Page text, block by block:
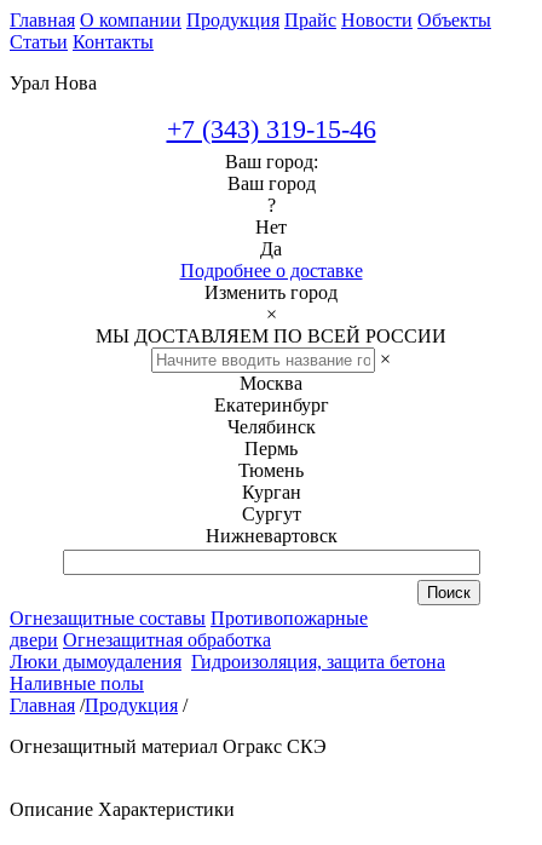
Главная О компании Продукция Прайс Новости Объекты
Статьи Контакты
Урал Нова
+7 (343) 319-15-46
Ваш город:
Ваш город
?
Нет
Да
Подробнее о доставке
Изменить город
×
МЫ ДОСТАВЛЯЕМ ПО ВСЕЙ РОССИИ
×
Москва
Екатеринбург
Челябинск
Пермь
Тюмень
Курган
Сургут
Нижневартовск
Огнезащитные составы Противопожарные
двери Огнезащитная обработка
Люки дымоудаления Гидроизоляция, защита бетона
Наливные полы
Главная /Продукция /
Огнезащитный материал Огракс СКЭ
Описание Характеристики